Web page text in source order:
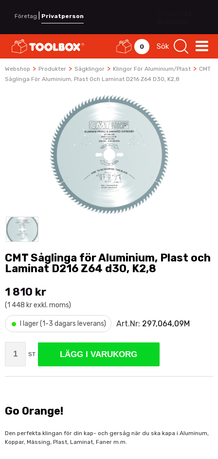
Företag Privatperson
0 Sök
Webshop > Produkter > Sågklingor > Klingor För Aluminium/plast > CMT
Såglinga För Aluminium, Plast Och Laminat D216 Z64 D30, K2,8
CMT Såglinga för Aluminium, Plast och
Laminat D216 Z64 d30, K2,8
1 810 kr
(1 448 kr exkl. moms)
• I lager (1-3 dagars leverans) Art.Nr: 297,064,09M
ST LÄGG I VARUKORG
Go Orange!
Den perfekta klingan för din kap- och gersåg när du ska kapa i Aluminum,
Koppar, Mässing, Plast, Laminat, Faner m.m.